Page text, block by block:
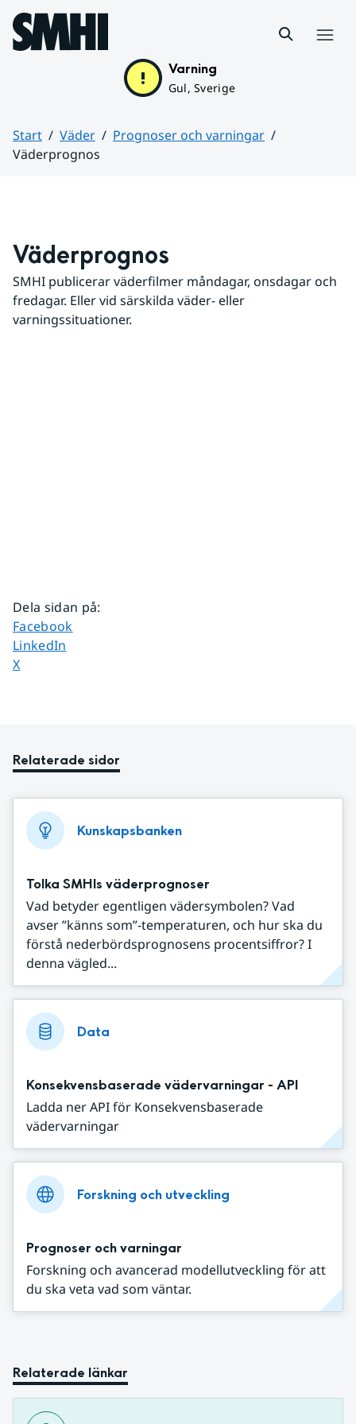
Hoppa till sidans innehåll
Varning
Gul, Sverige
Start Väder
Prognoser och varningar
Väderprognos
Väderprognos
SMHI publicerar väderfilmer måndagar, onsdagar och
fredagar. Eller vid särskilda väder- eller
varningssituationer.
Dela sidan på:
Dela sidan på
Facebook
Dela sidan på
LinkedIn
Dela sidan på
X
Relaterade sidor
Kunskapsbanken
Tolka SMHIs väderprognoser
Vad betyder egentligen vädersymbolen? Vad
avser ”känns som”-temperaturen, och hur ska du
förstå nederbördsprognosens procentsiffror? I
denna vägled...
Data
Konsekvensbaserade vädervarningar - API
Ladda ner API för Konsekvensbaserade
vädervarningar
Forskning och utveckling
Prognoser och varningar
Forskning och avancerad modellutveckling för att
du ska veta vad som väntar.
Relaterade länkar